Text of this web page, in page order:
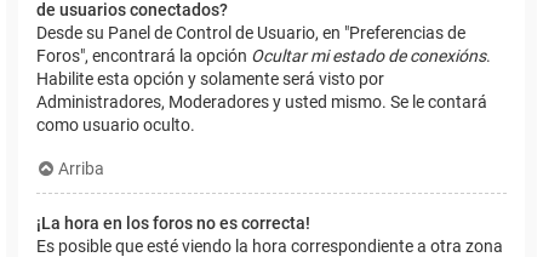
de usuarios conectados?
Desde su Panel de Control de Usuario, en "Preferencias de
Foros", encontrará la opción Ocultar mi estado de conexións.
Habilite esta opción y solamente será visto por
Administradores, Moderadores y usted mismo. Se le contará
como usuario oculto.
Arriba
¡La hora en los foros no es correcta!
Es posible que esté viendo la hora correspondiente a otra zona